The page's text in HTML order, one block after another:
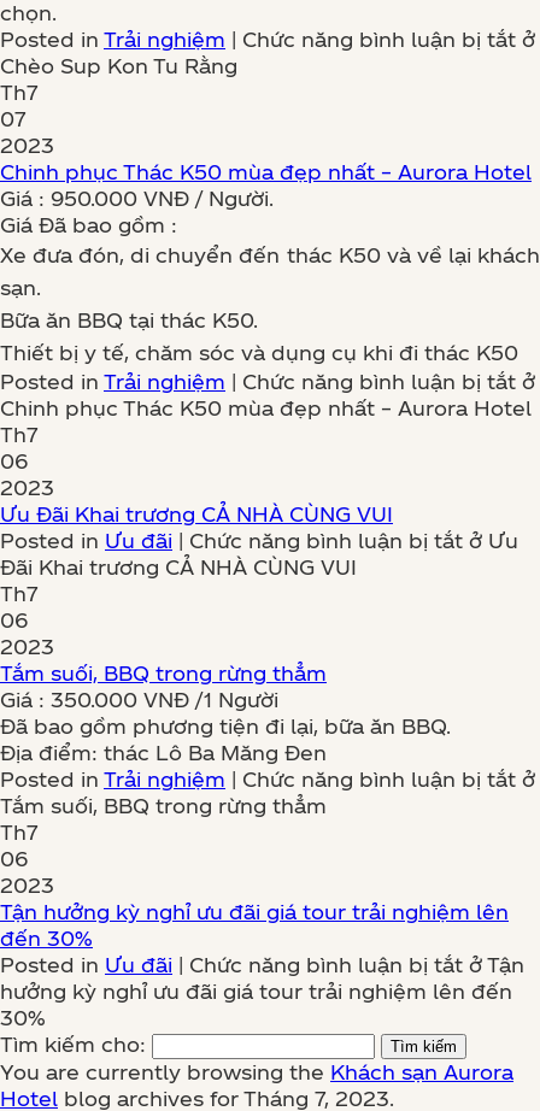
chọn.
Posted in Trải nghiệm | Chức năng bình luận bị tắt ở
Chèo Sup Kon Tu Rằng
Th7
07
2023
Chinh phục Thác K50 mùa đẹp nhất – Aurora Hotel
Giá : 950.000 VNĐ / Người.
Giá Đã bao gồm :
Xe đưa đón, di chuyển đến thác K50 và về lại khách
sạn.
Bữa ăn BBQ tại thác K50.
Thiết bị y tế, chăm sóc và dụng cụ khi đi thác K50
Posted in Trải nghiệm | Chức năng bình luận bị tắt ở
Chinh phục Thác K50 mùa đẹp nhất – Aurora Hotel
Th7
06
2023
Ưu Đãi Khai trương CẢ NHÀ CÙNG VUI
Posted in Ưu đãi | Chức năng bình luận bị tắt ở Ưu
Đãi Khai trương CẢ NHÀ CÙNG VUI
Th7
06
2023
Tắm suối, BBQ trong rừng thẳm
Giá : 350.000 VNĐ /1 Người
Đã bao gồm phương tiện đi lại, bữa ăn BBQ.
Địa điểm: thác Lô Ba Măng Đen
Posted in Trải nghiệm | Chức năng bình luận bị tắt ở
Tắm suối, BBQ trong rừng thẳm
Th7
06
2023
Tận hưởng kỳ nghỉ ưu đãi giá tour trải nghiệm lên
đến 30%
Posted in Ưu đãi | Chức năng bình luận bị tắt ở Tận
hưởng kỳ nghỉ ưu đãi giá tour trải nghiệm lên đến
30%
Tìm kiếm cho:
You are currently browsing the Khách sạn Aurora
Hotel blog archives for Tháng 7, 2023.